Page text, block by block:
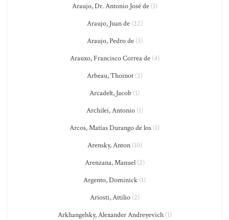
Araujo, Dr. Antonio José de(1)
Araujo, Juan de(22)
Araujo, Pedro de(3)
Arauxo, Francisco Correa de(4)
Arbeau, Thoinot(2)
Arcadelt, Jacob (1)
Archilei, Antonio(1)
Arcos, Matías Durango de los (1)
Arensky, Anton(10)
Arenzana, Manuel(2)
Argento, Dominick (1)
Ariosti, Attilio(2)
Arkhangelsky, Alexander Andreyevich(1)